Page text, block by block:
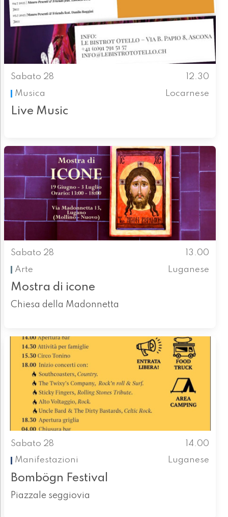
Sabato 28
12.30
Musica
Locarnese
Live Music
Sabato 28
13.00
Arte
Luganese
Mostra di icone
Chiesa della Madonnetta
Sabato 28
14.00
Manifestazioni
Luganese
Bombögn Festival
Piazzale seggiovia